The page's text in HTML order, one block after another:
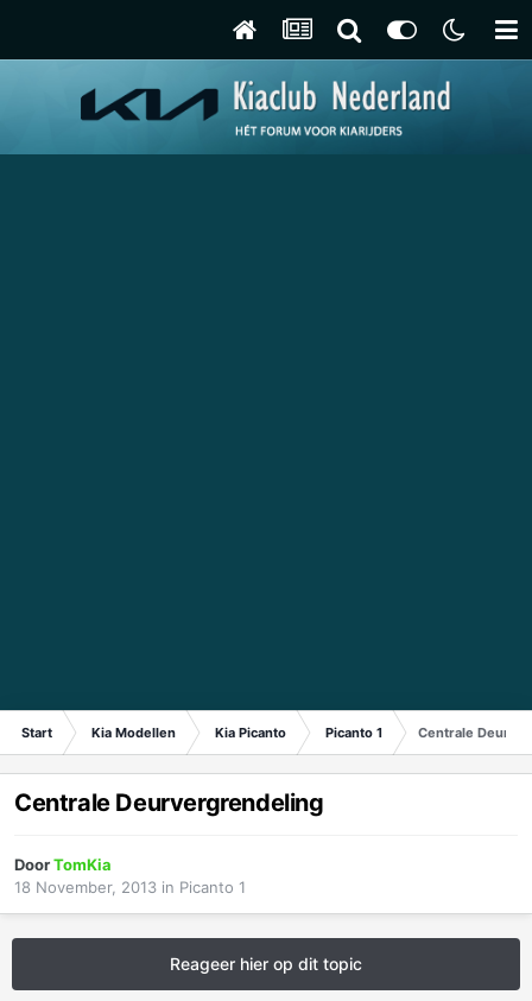
Start Kia Modellen Kia Picanto Picanto 1 Centrale
Centrale Deurvergrendeling
DoorTomKia
18 November, 2013 in Picanto 1
Reageer hier op dit topic